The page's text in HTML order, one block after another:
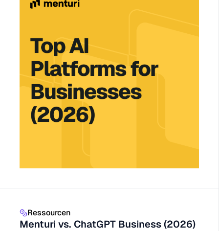
Ressourcen
Menturi vs. ChatGPT Business (2026)